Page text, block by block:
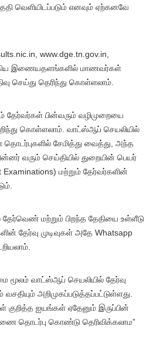
வெளியிடப்படும் எனவும் ஏற்கனவே
www.dge.tn.gov.in,
இணையதளங்களில் மாணவர்கள்
செய்து தெரிந்து கொள்ளலாம்.
தேர்வர்கள் பின்வரும் வழிமுறையை
அறிந்து கொள்ளலாம். வாட்ஸ்ஆப் செயலியில்
சேமித்து வைத்து, அந்த
வரும் செய்தியில் துறையின் பெயர்
Examinations) மற்றும் தேர்வர்களின்
தேர்வெண் மற்றும் பிறந்த தேதியை உள்ளீடு
தேர்வு முடிவுகள் அதே Whatsapp
மூலம் வாட்ஸ்ஆப் செயலியில் தேர்வு
அறிமுகப்படுத்தப்பட்டுள்ளது.
குறித்த ஐயங்கள் ஏதேனும் இருப்பின்
தொடர்பு கொண்டு தெரிவிக்கலாம”